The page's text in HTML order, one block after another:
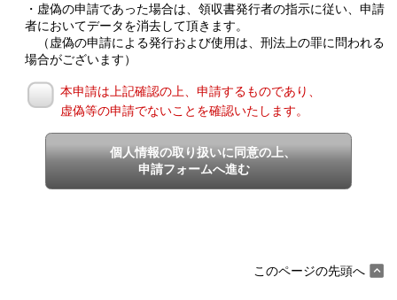
・虚偽の申請であった場合は、領収書発行者の指示に従い、申請
者においてデータを消去して頂きます。
（虚偽の申請による発行および使用は、刑法上の罪に問われる
場合がございます）
本申請は上記確認の上、申請するものであり、
虚偽等の申請でないことを確認いたします。
個人情報の取り扱いに同意の上、
申請フォームへ進む
このページの先頭へ